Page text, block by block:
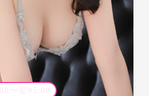
〜翌05:00